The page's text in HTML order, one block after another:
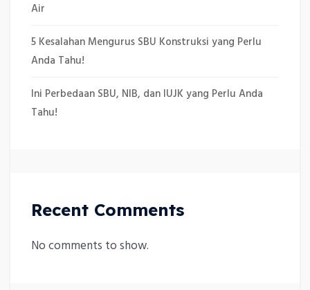
Air
5 Kesalahan Mengurus SBU Konstruksi yang Perlu
Anda Tahu!
Ini Perbedaan SBU, NIB, dan IUJK yang Perlu Anda
Tahu!
Recent Comments
No comments to show.